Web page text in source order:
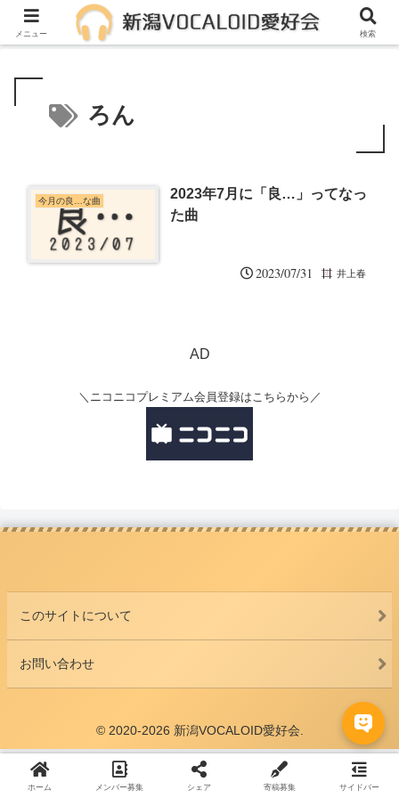
メンバー募集中！一緒に活動しませんか？
ろん
今月の良…な曲
2023年7月に「良…」ってなっ
た曲
2023/07/31 井上春
AD
＼ニコニコプレミアム会員登録はこちらから／
このサイトについて
お問い合わせ
© 2020-2026 新潟VOCALOID愛好会.
メニュー 検索
ホーム メンバー募集 シェア 寄稿募集 サイドバー